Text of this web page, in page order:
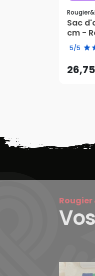
Sac
cm -
5/5
Rougier